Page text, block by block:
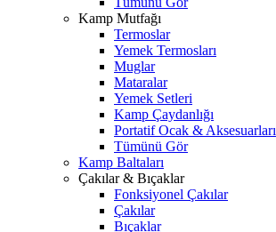
Kamp Mutfağı
Termoslar
Yemek Termosları
Muglar
Mataralar
Yemek Setleri
Kamp Çaydanlığı
Portatif Ocak & Aksesuarları
Tümünü Gör
Kamp Baltaları
Çakılar & Bıçaklar
Fonksiyonel Çakılar
Çakılar
Bıçaklar